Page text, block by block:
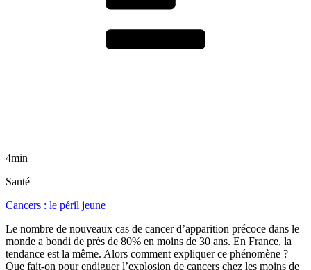
4min
Santé
Cancers : le péril jeune
Le nombre de nouveaux cas de cancer d’apparition précoce dans le
monde a bondi de près de 80% en moins de 30 ans. En France, la
tendance est la même. Alors comment expliquer ce phénomène ?
Que fait-on pour endiguer l’explosion de cancers chez les moins de